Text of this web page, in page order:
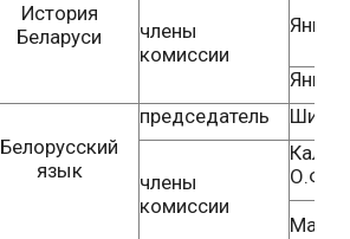
История
Беларуси
члены
комиссии
Янюк
Янюк
Белорусский
язык
председатель
члены
комиссии
О.Ф.